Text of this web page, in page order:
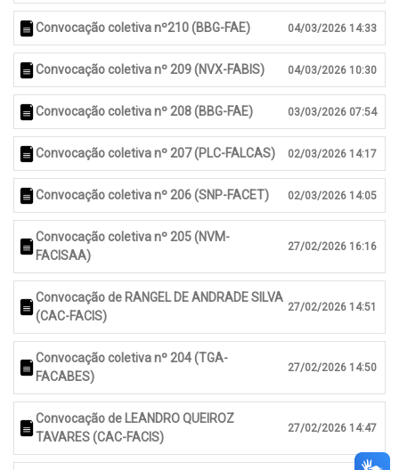
Convocação coletiva nº210 (BBG-FAE) 04/03/2026 14:33
Convocação coletiva nº 209 (NVX-FABIS) 04/03/2026 10:30
Convocação coletiva nº 208 (BBG-FAE) 03/03/2026 07:54
Convocação coletiva nº 207 (PLC-FALCAS) 02/03/2026 14:17
Convocação coletiva nº 206 (SNP-FACET) 02/03/2026 14:05
Convocação coletiva nº 205 (NVM-
FACISAA)
27/02/2026 16:16
Convocação de RANGEL DE ANDRADE SILVA
(CAC-FACIS)
27/02/2026 14:51
Convocação coletiva nº 204 (TGA-
FACABES)
27/02/2026 14:50
Convocação de LEANDRO QUEIROZ
TAVARES (CAC-FACIS)
27/02/2026 14:47